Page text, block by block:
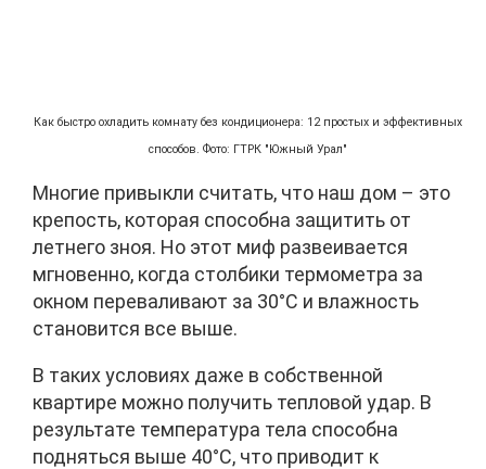
Как быстро охладить комнату без кондиционера: 12 простых и эффективных
способов. Фото: ГТРК "Южный Урал"
Многие привыкли считать, что наш дом – это
крепость, которая способна защитить от
летнего зноя. Но этот миф развеивается
мгновенно, когда столбики термометра за
окном переваливают за 30°C и влажность
становится все выше.
В таких условиях даже в собственной
квартире можно получить тепловой удар. В
результате температура тела способна
подняться выше 40°C, что приводит к